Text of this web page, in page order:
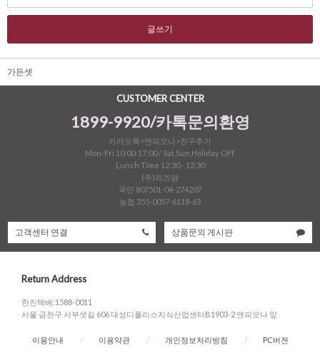
글쓰기
가든셋
CUSTOMER CENTER
1899-9920/카톡문의환영
카카오톡<앤피오나>친구추가
Mon-Fri 10:00-17:00 / Sat,Sun,Holiday OFF
Lunch Time 12:30 - 13:30
(주)리즈맘
국민 807501-04-274207
농협 355-0057-6118-63
고객센터 연결 상품문의 게시판
Return Address
한진택배:1588-0011
서울 금천구 서부샛길 606 대성디폴리스지식산업센터B1903-2 앤피오나 앞
이용안내 / 이용약관 / 개인정보처리방침 / PC버젼